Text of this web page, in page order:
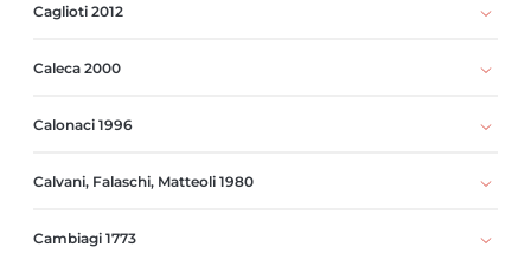
Caglioti 2012
Caleca 2000
Calonaci 1996
Calvani, Falaschi, Matteoli 1980
Cambiagi 1773